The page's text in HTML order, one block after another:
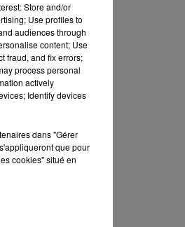
Store and/or
Use profiles to
audiences through
content; Use
fraud, and fix errors;
process personal
actively
Identify devices
dans "Gérer
que pour
cookies" situé en